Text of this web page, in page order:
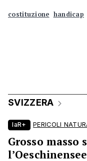
costituzione handicap
SVIZZERA
laR+ PERICOLI
Grosso masso
l’Oeschinensee